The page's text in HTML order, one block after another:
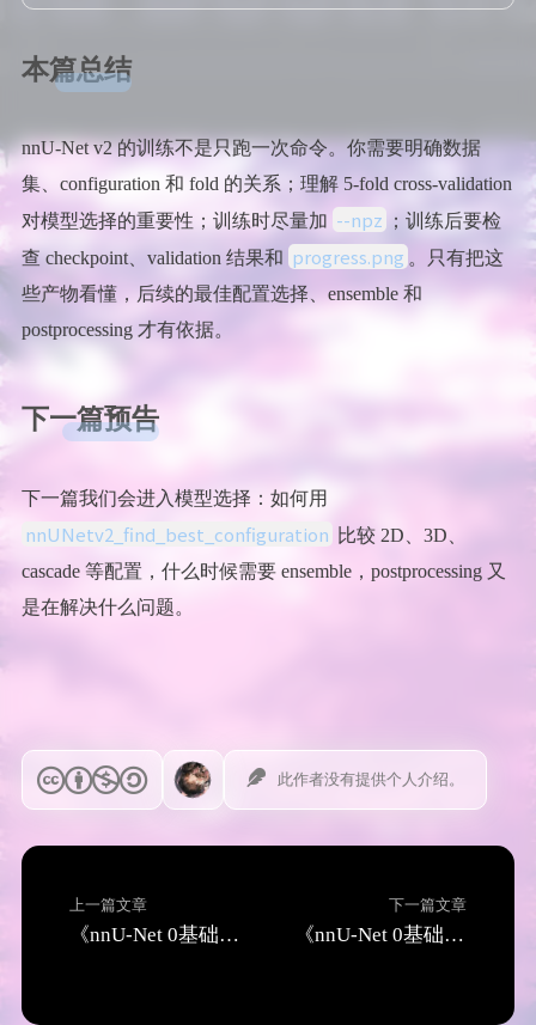
本篇总结
nnU-Net v2 的训练不是只跑一次命令。你需要明确数据
集、configuration 和 fold 的关系；理解 5-fold cross-validation
对模型选择的重要性；训练时尽量加 --npz
；训练后要检
查 checkpoint、validation 结果和 progress.png 。只有把这
些产物看懂，后续的最佳配置选择、ensemble 和
postprocessing 才有依据。
下一篇预告
下一篇我们会进入模型选择：如何用
nnUNetv2_find_best_configuration 比较 2D、3D、
cascade 等配置，什么时候需要 ensemble，postprocessing 又
是在解决什么问题。
此作者没有提供个人介绍。
上一篇文章
《nnU-Net 0基础入门（4）：第一次跑通 nnU-Net v2，plan、preprocess、train、predict 全流程》
下一篇文章
《nnU-Net 0基础入门（6）：找到最佳模型，cross-validation、ensemble 与 postprocessing》